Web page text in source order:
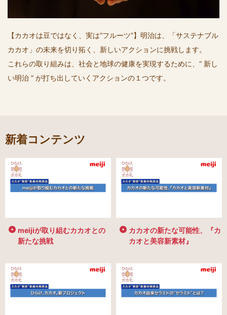
【カカオは豆ではなく、実は”フルーツ”】明治は、「サステナブル
カカオ」の未来を切り拓く、新しいアクションに挑戦します。
これらの取り組みは、社会と地球の健康を実現するために、“ 新し
い明治 ” が打ち出していくアクションの１つです。
新着コンテンツ
meijiが取り組むカカオとの
新たな挑戦
カカオの新たな可能性、『カ
カオと美容新素材』